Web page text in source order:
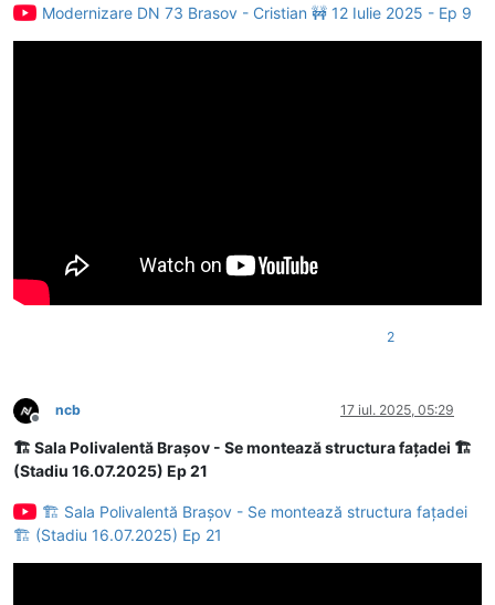
Modernizare DN 73 Brasov - Cristian 🚧 12 Iulie 2025 - Ep 9
2
Deconectat
ncb 17 iul. 2025, 05:29
🏗 Sala Polivalentă Brașov - Se montează structura fațadei 🏗
(Stadiu 16.07.2025) Ep 21
🏗 Sala Polivalentă Brașov - Se montează structura fațadei
🏗 (Stadiu 16.07.2025) Ep 21